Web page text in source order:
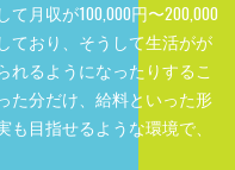
月収が100,000円〜200,000
ており、そうして生活がが
れるようになったりするこ
た分だけ、給料といった形
目指せるような環境で、